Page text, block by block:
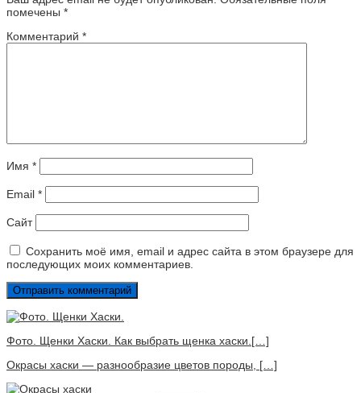
помечены *
Комментарий *
Имя *
Email *
Сайт
Сохранить моё имя, email и адрес сайта в этом браузере для
последующих моих комментариев.
Фото. Щенки Хаски. Как выбрать щенка хаски.[…]
Окрасы хаски — разнообразие цветов породы, […]